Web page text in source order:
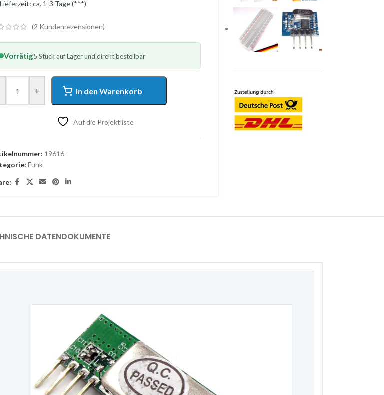
ca. 1-3 Tage (***)
(2 Kundenrezensionen)
Vorrätig5 Stück auf Lager und direkt bestellbar
+ In den Warenkorb
Auf die Projektliste
19616
Funk
DATENDOKUMENTE